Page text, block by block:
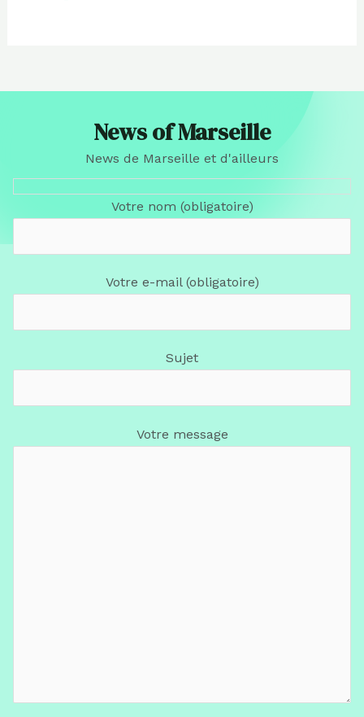
News of Marseille
News de Marseille et d'ailleurs
Votre nom (obligatoire)
Votre e-mail (obligatoire)
Sujet
Votre message